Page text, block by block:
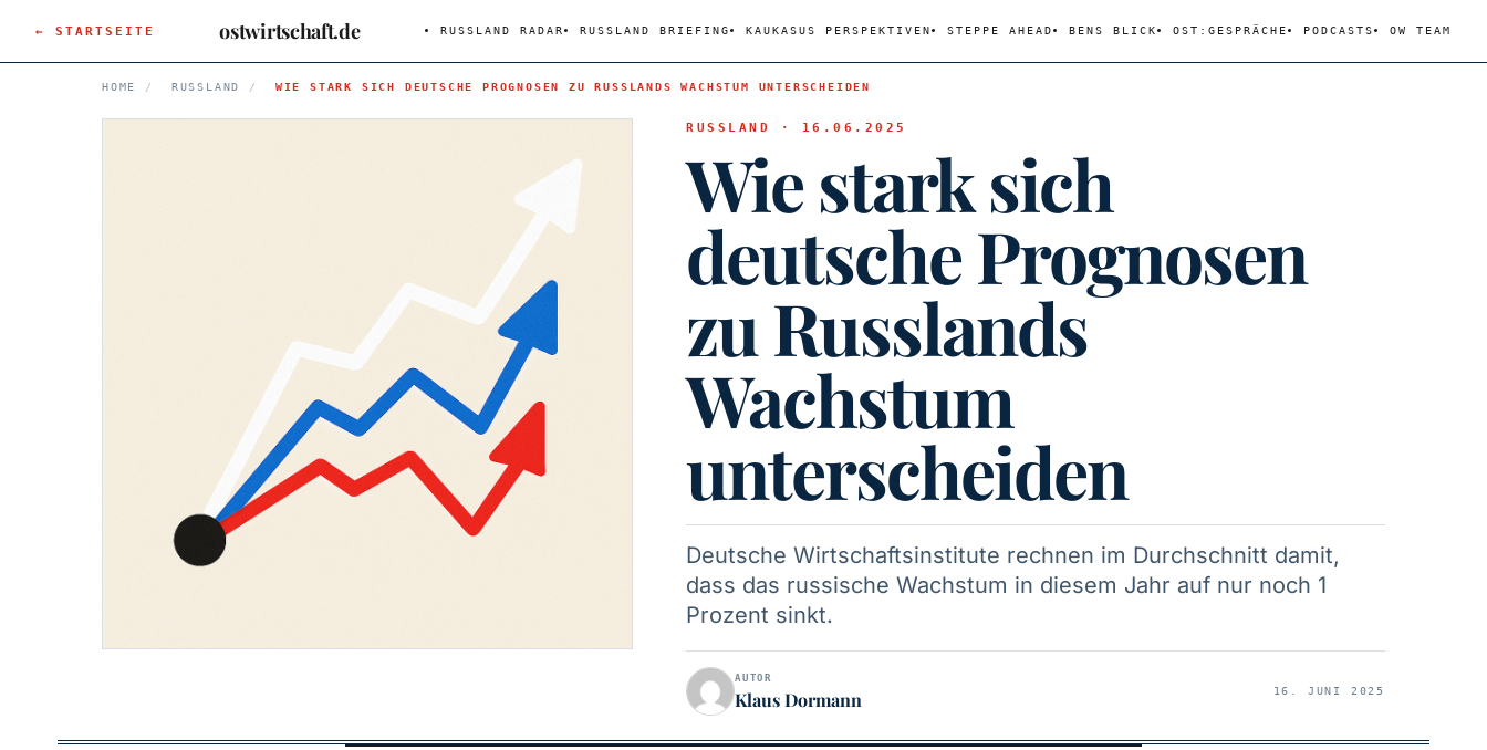
← STARTSEITE ostwirtschaft.de RUSSLAND RADAR RUSSLAND BRIEFING KAUKASUS PERSPEKTIVEN STEPPE AHEAD BENS BLICK OST:GESPRÄCHE PODCASTS OW TEAM
HOME / RUSSLAND / WIE STARK SICH DEUTSCHE PROGNOSEN ZU RUSSLANDS WACHSTUM UNTERSCHEIDEN
RUSSLAND · 16.06.2025
Wie stark sich
deutsche Prognosen
zu Russlands
Wachstum
unterscheiden
Deutsche Wirtschaftsinstitute rechnen im Durchschnitt damit,
dass das russische Wachstum in diesem Jahr auf nur noch 1
Prozent sinkt.
AUTOR
Klaus Dormann 16. JUNI 2025